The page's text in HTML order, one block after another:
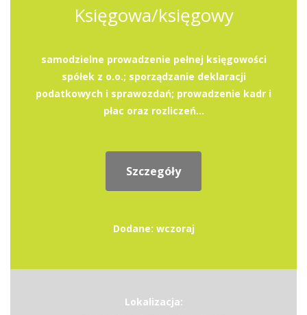
Księgowa/księgowy
samodzielne prowadzenie pełnej księgowości
spółek z o.o.; sporządzanie deklaracji
podatkowych i sprawozdań; prowadzenie kadr i
płac oraz rozliczeń...
Szczegóły
Dodane: wczoraj
Lokalizacja: